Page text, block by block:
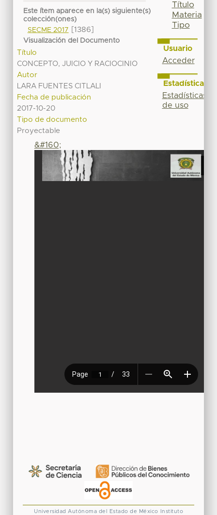
Este ítem aparece en la(s) siguiente(s)
colección(ones)
SECME 2017
[1386]
Visualización del Documento
Título
CONCEPTO, JUICIO Y RACIOCINIO
Autor
LARA FUENTES CITLALI
Fecha de publicación
2017-10-20
Tipo de documento
Proyectable
&#160;
Título
Materia
Tipo
Usuario
Acceder
Estadísticas
Estadísticas
de uso
Universidad Autónoma del Estado de México Instituto